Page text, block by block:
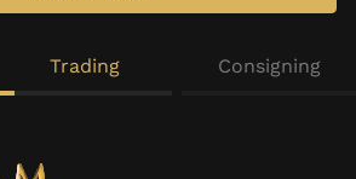
Trading Consigning